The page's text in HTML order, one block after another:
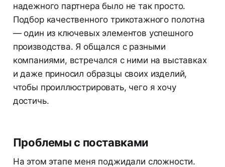
надежного партнера было не так просто.
Подбор качественного трикотажного полотна
— один из ключевых элементов успешного
производства. Я общался с разными
компаниями, встречался с ними на выставках
и даже приносил образцы своих изделий,
чтобы проиллюстрировать, чего я хочу
достичь.
Проблемы с поставками
На этом этапе меня поджидали сложности.